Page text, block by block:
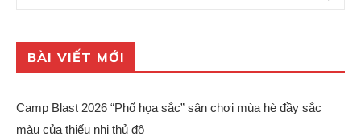
BÀI VIẾT MỚI
Camp Blast 2026 “Phố họa sắc” sân chơi mùa hè đầy sắc
màu của thiếu nhi thủ đô